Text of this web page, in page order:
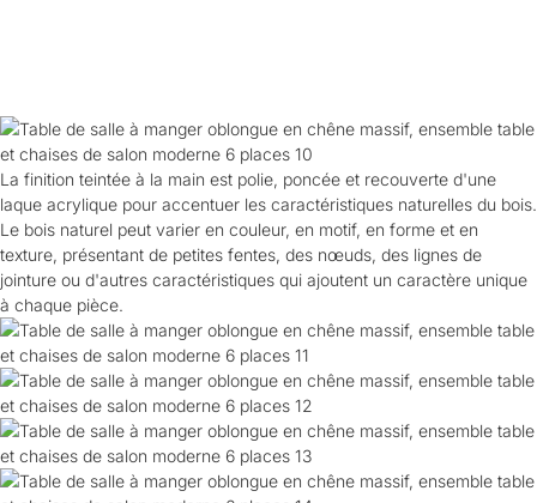
La finition teintée à la main est polie, poncée et recouverte d'une
laque acrylique pour accentuer les caractéristiques naturelles du bois.
Le bois naturel peut varier en couleur, en motif, en forme et en
texture, présentant de petites fentes, des nœuds, des lignes de
jointure ou d'autres caractéristiques qui ajoutent un caractère unique
à chaque pièce.